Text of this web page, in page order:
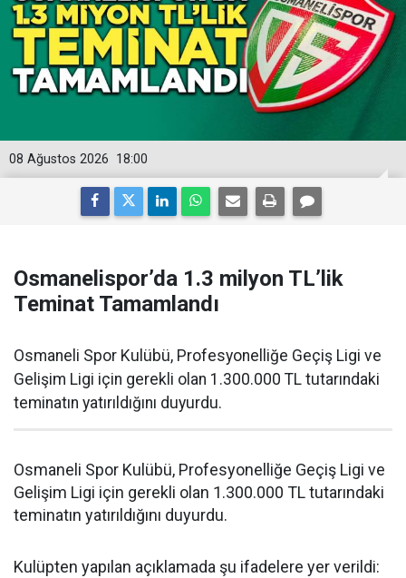
18:00
08 Ağustos 2026
Osmanelispor’da 1.3 milyon TL’lik
Teminat Tamamlandı
Osmaneli Spor Kulübü, Profesyonelliğe Geçiş Ligi ve
Gelişim Ligi için gerekli olan 1.300.000 TL tutarındaki
teminatın yatırıldığını duyurdu.
Osmaneli Spor Kulübü, Profesyonelliğe Geçiş Ligi ve
Gelişim Ligi için gerekli olan 1.300.000 TL tutarındaki
teminatın yatırıldığını duyurdu.
Kulüpten yapılan açıklamada şu ifadelere yer verildi: